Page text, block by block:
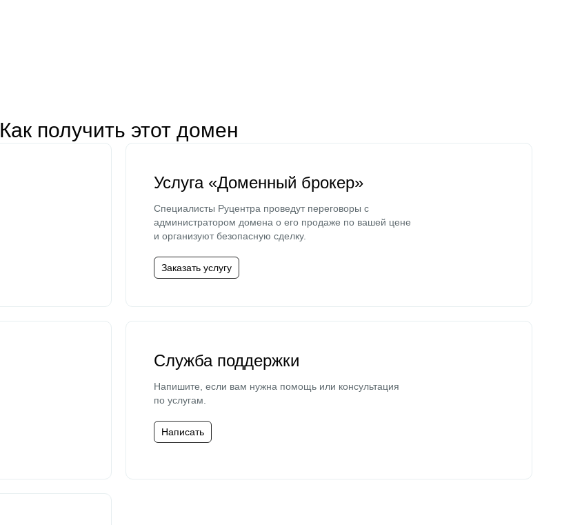
Как получить этот домен
Услуга «Доменный брокер»
Специалисты Руцентра проведут переговоры с
администратором домена о его продаже по вашей цене
и организуют безопасную сделку.
Заказать услугу
Служба поддержки
Напишите, если вам нужна помощь или консультация
по услугам.
Написать